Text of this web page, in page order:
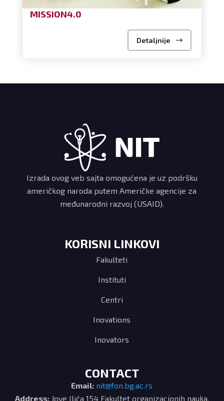
MISSION4.0
Detaljnije
Izrada ovog veb sajta omogućena je uz podršku
američkog naroda putem Američke agencije za
međunarodni razvoj (USAID).
KORISNI LINKOVI
Fakulteti
Instituti
Centri
Inovations
Inovators
CONTACT
Email: nit@fon.bg.ac.rs
Address:Jove Ilića 154 Fakultet organizacionih nauka,